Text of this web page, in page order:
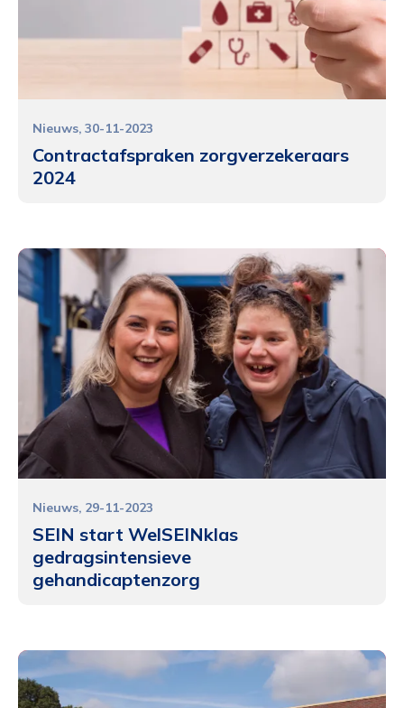
Contractafspraken zorgverzekeraars
2024
Nieuws 30-11-2023
SEIN start WelSEINklas
gedragsintensieve
gehandicaptenzorg
Nieuws 29-11-2023